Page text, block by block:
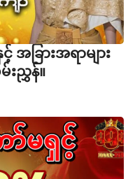
အခြားအရာများ
ညွှန်။